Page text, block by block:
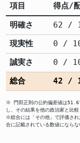
項目 得点/
明確さ 62 /
現実性
0 /
誠実さ
0 /
総合
42 /
※ 門田正則の公約偏差値は51.6
し、その結果を他の政治家と比
※総合には「その他」で評価さ
合に記載されている数値にならな